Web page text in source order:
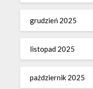
grudzień 2025
listopad 2025
październik 2025